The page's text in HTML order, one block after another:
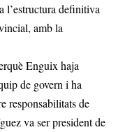
definitiva
amb la
Enguix haja
de govern i ha
responsabilitats de
va ser president de